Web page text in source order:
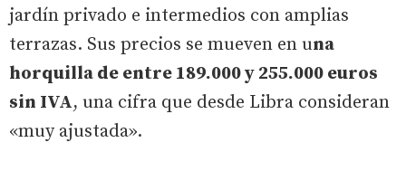
jardín privado e intermedios con amplias
terrazas. Sus precios se mueven en una
horquilla de entre 189.000 y 255.000 euros
sin IVA, una cifra que desde Libra consideran
«muy ajustada».